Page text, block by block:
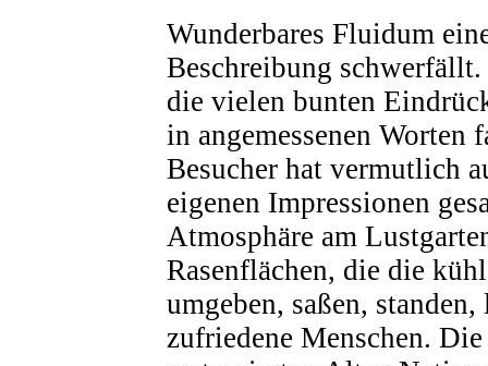
Wunderbares Fluidum
Beschreibung
die vielen bunten
in angemessenen Worten
Besucher hat vermutlich
eigenen Impressionen
Atmosphäre am
Rasenflächen, die die
umgeben, saßen,
zufriedene Menschen. Die